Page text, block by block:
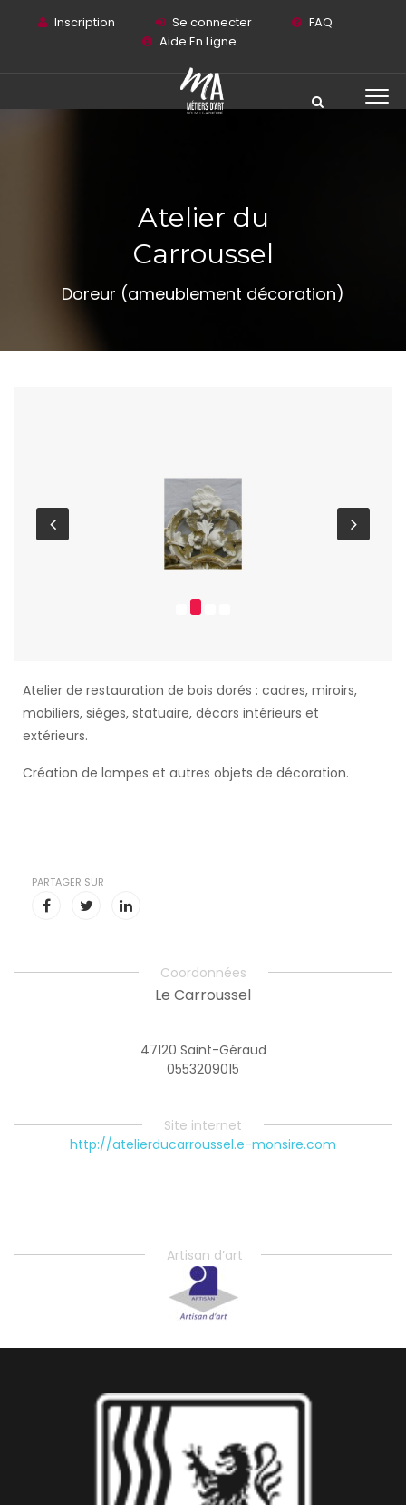
Inscription Se connecter
FAQ
Aide En Ligne
Atelier du
Carroussel
Doreur (ameublement décoration)
Coordonnées
Le Carroussel
47120 Saint-Géraud
0553209015
Site internet
http://atelierducarroussel.e-monsire.com
Artisan d’art
Atelier de restauration de bois dorés : cadres, miroirs,
mobiliers, siéges, statuaire, décors intérieurs et
extérieurs.
Création de lampes et autres objets de décoration.
PARTAGER SUR